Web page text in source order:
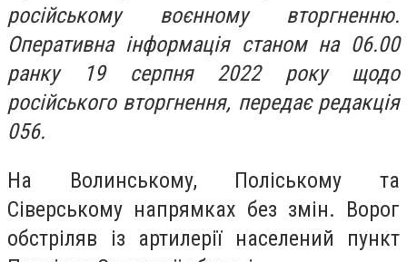
російському воєнному вторгненню.
Оперативна інформація станом на 06.00
ранку 19 серпня 2022 року щодо
російського вторгнення, передає редакція
056.
На Волинському, Поліському та
Сіверському напрямках без змін. Ворог
обстріляв із артилерії населений пункт